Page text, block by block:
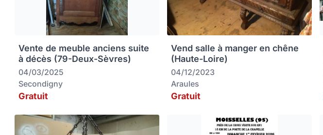
Vente de meuble anciens suite
à décès (79-Deux-Sèvres)
04/03/2025
Secondigny
Gratuit
Vend salle à manger en chêne
(Haute-Loire)
04/12/2023
Araules
Gratuit